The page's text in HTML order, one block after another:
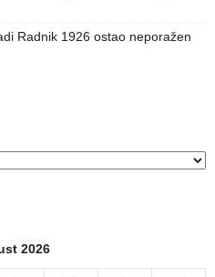
Radnik 1926 ostao neporažen
2026